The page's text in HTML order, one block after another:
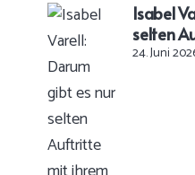
Isabel
selten
24. Juni